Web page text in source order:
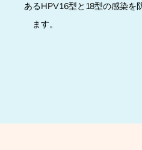
あるHPV16型と18型の感染を
ます。